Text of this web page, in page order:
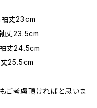
丈23cm
丈23.5cm
丈24.5cm
25.5cm
ご考慮頂ければと思いま